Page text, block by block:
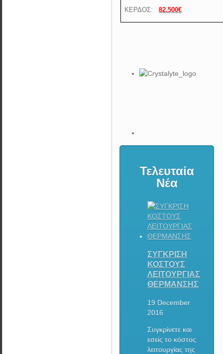
ΚΕΡΔΟΣ: 82.500€
Τελευταία
Νέα
ΣΥΓΚΡΙΣΗ
ΚΟΣΤΟΥΣ
ΛΕΙΤΟΥΡΓΙΑΣ
ΘΕΡΜΑΝΣΗΣ
19 December
2016
Συγκρίνετε και
εσείς το κόστος
λειτουργίας της